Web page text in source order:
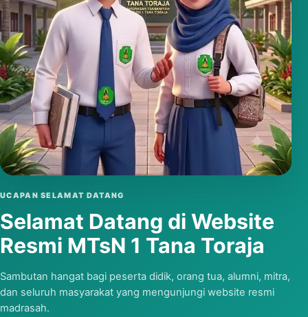
UCAPAN SELAMAT DATANG
Selamat Datang di Website
Resmi MTsN 1 Tana Toraja
Sambutan hangat bagi peserta didik, orang tua, alumni, mitra,
dan seluruh masyarakat yang mengunjungi website resmi
madrasah.
Putar video